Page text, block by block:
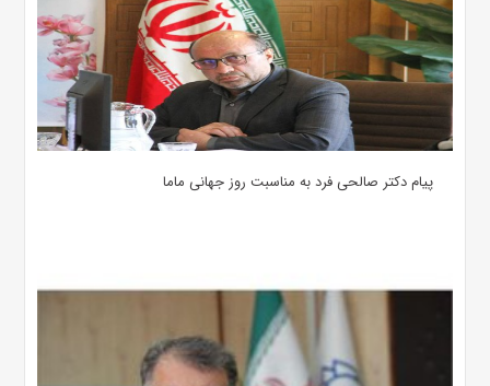
پیام دکتر صالحی فرد به مناسبت روز جهانی ماما